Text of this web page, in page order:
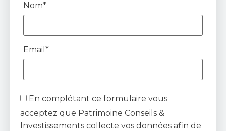
Nom*
Email*
En complétant ce formulaire vous
acceptez que Patrimoine Conseils &
Investissements collecte vos données afin de